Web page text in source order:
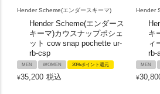
Hender Scheme(エンダースキーマ)
Hender Scheme(エンダース
キーマ)カウスナップポシェ
ット cow snap pochette ur-
rb-csp
MEN WOMEN 20%ポイント還元
¥35,200 税込
Hender
キ
ィ
rb-
MEN
¥